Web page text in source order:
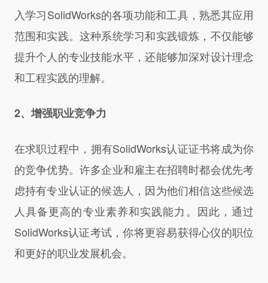
入学习SolidWorks的各项功能和工具，熟悉其应用
范围和实践。这种系统学习和实践锻炼，不仅能够
提升个人的专业技能水平，还能够加深对设计理念
和工程实践的理解。
2、增强职业竞争力
在求职过程中，拥有SolidWorks认证证书将成为你
的竞争优势。许多企业和雇主在招聘时都会优先考
虑持有专业认证的候选人，因为他们相信这些候选
人具备更高的专业素养和实践能力。因此，通过
SolidWorks认证考试，你将更容易获得心仪的职位
和更好的职业发展机会。